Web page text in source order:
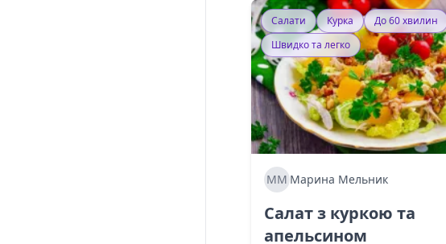
Салати Курка
До 60 хвилин
Швидко та легко
ММ Марина Мельник
Салат з куркою та
апельсином